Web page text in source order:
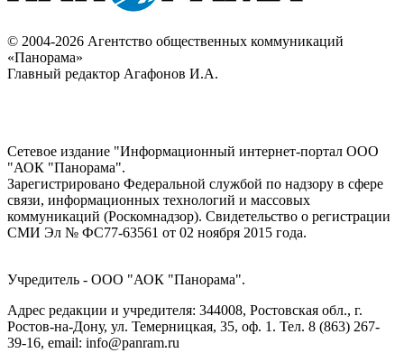
© 2004-2026 Агентство общественных коммуникаций
«Панорама»
Главный редактор Агафонов И.А.
Сетевое издание "Информационный интернет-портал ООО
"АОК "Панорама".
Зарегистрировано Федеральной службой по надзору в сфере
связи, информационных технологий и массовых
коммуникаций (Роскомнадзор). Cвидетельство о регистрации
СМИ Эл № ФС77-63561 от 02 ноября 2015 года.
Учредитель - ООО "АОК "Панорама".
Адрес редакции и учредителя: 344008, Ростовская обл., г.
Ростов-на-Дону, ул. Темерницкая, 35, оф. 1. Тел. 8 (863) 267-
39-16, email: info@panram.ru